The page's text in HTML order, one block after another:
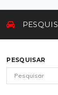
PESQUISAR